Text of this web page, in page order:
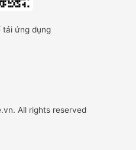
tải ứng dụng
All rights reserved